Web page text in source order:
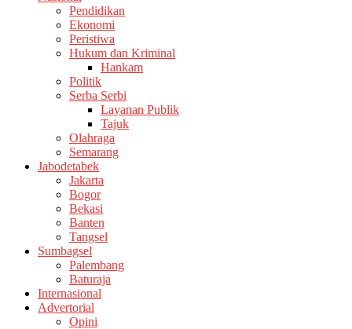
Pendidikan
Ekonomi
Peristiwa
Hukum dan Kriminal
Hankam
Politik
Serba Serbi
Layanan Publik
Tajuk
Olahraga
Semarang
Jabodetabek
Jakarta
Bogor
Bekasi
Banten
Tangsel
Sumbagsel
Palembang
Baturaja
Internasional
Advertorial
Opini